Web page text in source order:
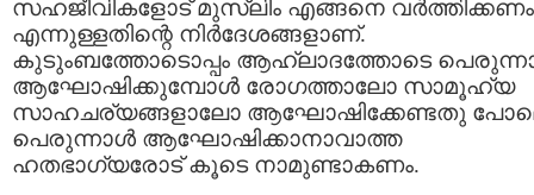
സഹജീവികളോട്‌ മുസ്ലിം എങ്ങനെ വര്‍ത്തിക്കണം
എന്നുള്ളതിന്റെ നിര്‍ദേശങ്ങളാണ്‌.
കുടുംബത്തോടൊപ്പം ആഹ്ലാദത്തോടെ
ആഘോഷിക്കുമ്പോള്‍ രോഗത്താലോ സാമൂഹ്യ
സാഹചര്യങ്ങളാലോ ആഘോഷിക്കേണ്ടതു
പെരുന്നാള്‍ ആഘോഷിക്കാനാവാത്ത
ഹതഭാഗ്യരോട്‌ കൂടെ നാമുണ്ടാകണം.